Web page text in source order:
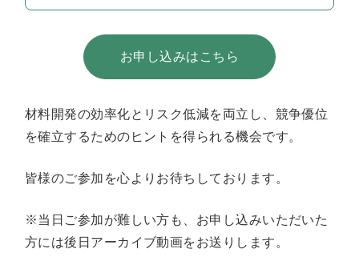
お申し込みはこちら
材料開発の効率化とリスク低減を両立し、競争優位
を確立するためのヒントを得られる機会です。
皆様のご参加を心よりお待ちしております。
※当日ご参加が難しい方も、お申し込みいただいた
方には後日アーカイブ動画をお送りします。